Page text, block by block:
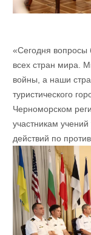
«Сегодня вопросы
всех стран мира.
войны, а наши
туристического
Черноморском
участникам
действий по